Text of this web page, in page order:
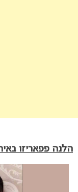
הלנה פפאריזו